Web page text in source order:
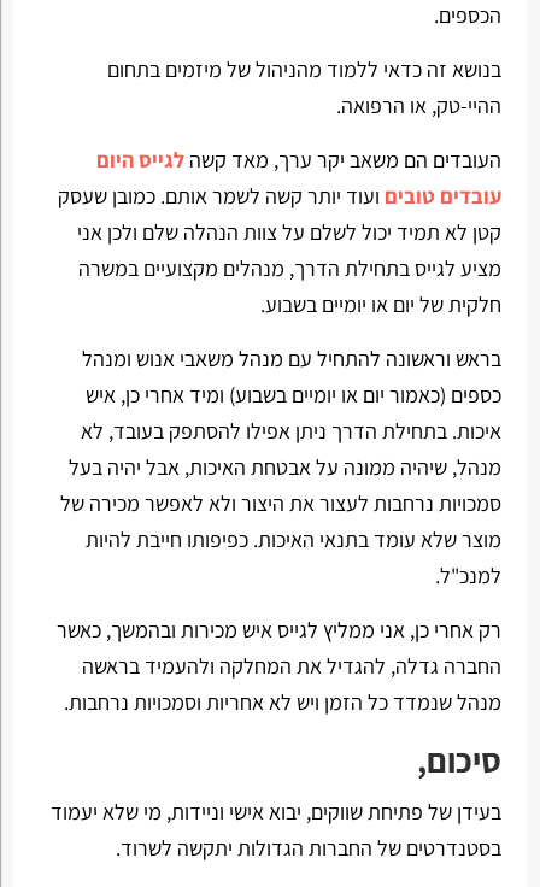
הכספים.
בנושא זה כדאי ללמוד מהניהול של מיזמים בתחום
ההיי-טק, או הרפואה.
העובדים הם משאב יקר ערך, מאד קשה לגייס היום
עובדים טובים ועוד יותר קשה לשמר אותם. כמובן שעסק
קטן לא תמיד יכול לשלם על צוות הנהלה שלם ולכן אני
מציע לגייס בתחילת הדרך, מנהלים מקצועיים במשרה
חלקית של יום או יומיים בשבוע.
בראש וראשונה להתחיל עם מנהל משאבי אנוש ומנהל
כספים (כאמור יום או יומיים בשבוע) ומיד אחרי כן, איש
איכות. בתחילת הדרך ניתן אפילו להסתפק בעובד, לא
מנהל, שיהיה ממונה על אבטחת האיכות, אבל יהיה בעל
סמכויות נרחבות לעצור את היצור ולא לאפשר מכירה של
מוצר שלא עומד בתנאי האיכות. כפיפותו חייבת להיות
למנכ"ל.
רק אחרי כן, אני ממליץ לגייס איש מכירות ובהמשך, כאשר
החברה גדלה, להגדיל את המחלקה ולהעמיד בראשה
מנהל שנמדד כל הזמן ויש לא אחריות וסמכויות נרחבות.
סיכום,
בעידן של פתיחת שווקים, יבוא אישי וניידות, מי שלא יעמוד
בסטנדרטים של החברות הגדולות יתקשה לשרוד.